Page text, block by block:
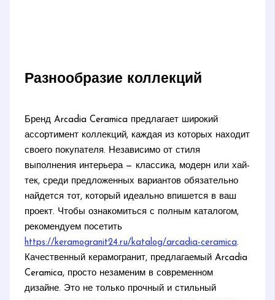
Разнообразие коллекций
Бренд Arcadia Ceramica предлагает широкий
ассортимент коллекций, каждая из которых находит
своего покупателя. Независимо от стиля
выполнения интерьера — классика, модерн или хай-
тек, среди предложенных вариантов обязательно
найдется тот, который идеально впишется в ваш
проект. Чтобы ознакомиться с полным каталогом,
рекомендуем посетить
https://keramogranit24.ru/katalog/arcadia-ceramica.
Качественный керамогранит, предлагаемый Arcadia
Ceramica, просто незаменим в современном
дизайне. Это не только прочный и стильный